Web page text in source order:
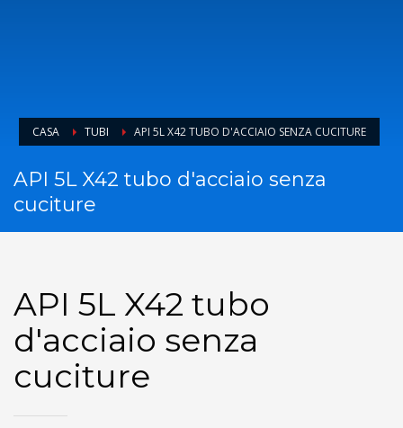
CASA TUBI API 5L X42 TUBO D'ACCIAIO SENZA CUCITURE
API 5L X42 tubo d'acciaio senza
cuciture
API 5L X42 tubo
d'acciaio senza
cuciture